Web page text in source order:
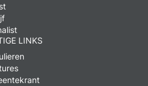
LINKS